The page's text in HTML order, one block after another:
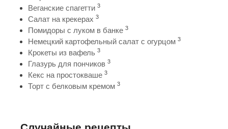
Веганские спагетти 3
Салат на крекерах 3
Помидоры с луком в банке 3
Немецкий картофельный салат с огурцом 3
Крокеты из вафель 3
Глазурь для пончиков 3
Кекс на простокваше 3
Торт с белковым кремом 3